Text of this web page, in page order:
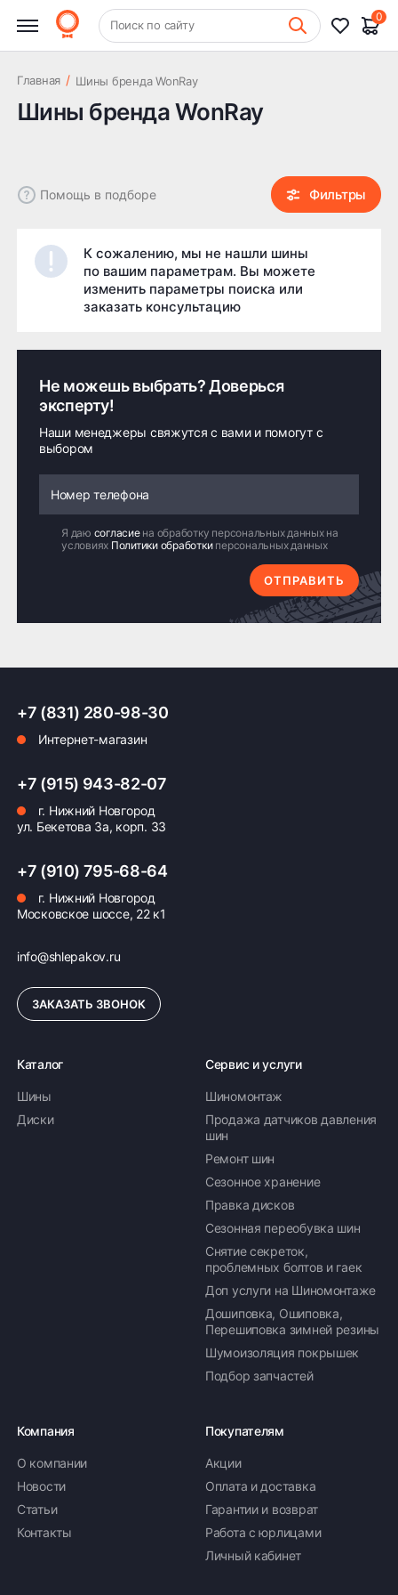
+7 (831) 261-35-35 Шиномонтаж
Поиск по сайту
0
Главная / Шины бренда WonRay
Шины бренда WonRay
Помощь в подборе Фильтры
Очистить Фильтры
Цена
К сожалению, мы не нашли шины
по вашим параметрам. Вы можете
изменить параметры поиска или
заказать консультацию
Не можешь выбрать? Доверься
эксперту!
Наши менеджеры свяжутся с вами и помогут с
выбором
Я даю согласие на обработку персональных данных на
условиях Политики обработки персональных данных
ОТПРАВИТЬ
+7 (831) 280-98-30
Интернет-магазин
+7 (915) 943-82-07
г. Нижний Новгород
ул. Бекетова 3а, корп. 33
+7 (910) 795-68-64
г. Нижний Новгород
Московское шоссе, 22 к1
info@shlepakov.ru
ЗАКАЗАТЬ ЗВОНОК
Каталог
Шины
Диски
Сервис и услуги
Шиномонтаж
Продажа датчиков давления
шин
Ремонт шин
Сезонное хранение
Правка дисков
Сезонная переобувка шин
Снятие секреток,
проблемных болтов и гаек
Доп услуги на Шиномонтаже
Дошиповка, Ошиповка,
Перешиповка зимней резины
Шумоизоляция покрышек
Подбор запчастей
Компания
О компании
Новости
Статьи
Контакты
Покупателям
Акции
Оплата и доставка
Гарантии и возврат
Работа с юрлицами
Личный кабинет